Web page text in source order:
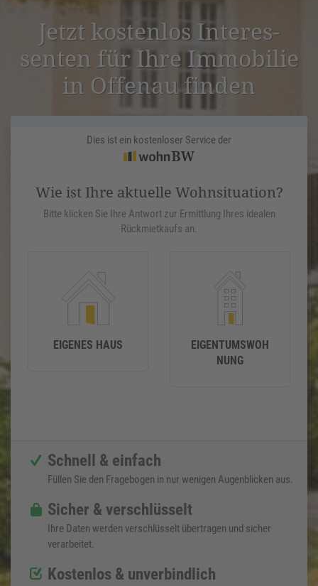
Jetzt kostenlos Inter­es­
senten für Ihre Immobilie
in Offenau finden
Dies ist ein kostenloser Service der
Wie ist Ihre aktuelle Wohnsituation?
Bitte klicken Sie Ihre Antwort zur Ermittlung Ihres idealen
Rückmietkaufs an.
EIGENES HAUS
EIGENTUMSWOH
NUNG
Schnell & einfach
Füllen Sie den Fragebogen in nur wenigen Augenblicken aus.
Sicher & verschlüsselt
Ihre Daten werden verschlüsselt übertragen und sicher
verarbeitet.
Kostenlos & unverbindlich